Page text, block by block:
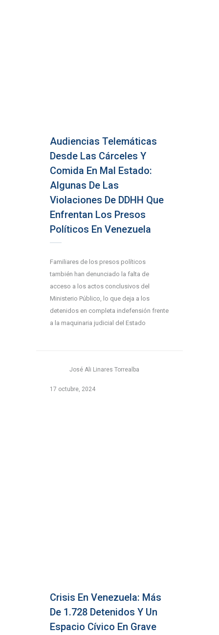
Audiencias Telemáticas
Desde Las Cárceles Y
Comida En Mal Estado:
Algunas De Las
Violaciones De DDHH Que
Enfrentan Los Presos
Políticos En Venezuela
Familiares de los presos políticos
también han denunciado la falta de
acceso a los actos conclusivos del
Ministerio Público, lo que deja a los
detenidos en completa indefensión frente
a la maquinaria judicial del Estado
José Ali Linares Torrealba
17 octubre, 2024
Crisis En Venezuela: Más
De 1.728 Detenidos Y Un
Espacio Cívico En Grave